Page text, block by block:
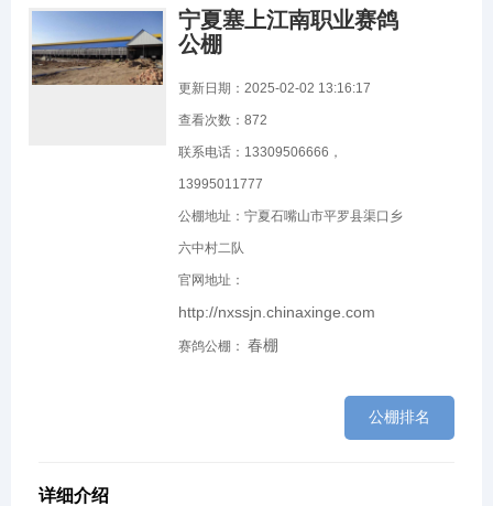
宁夏塞上江南职业赛鸽
公棚
更新日期：2025-02-02 13:16:17
查看次数： 872
联系电话：13309506666，
13995011777
公棚地址：宁夏石嘴山市平罗县渠口乡
六中村二队
官网地址：
http://nxssjn.chinaxinge.com
赛鸽公棚： 春棚
公棚排名
详细介绍